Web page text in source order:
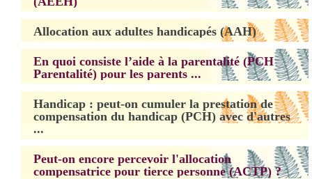
Allocation aux adultes handicapés (AAH)
En quoi consiste l’aide à la parentalité (PCH
Parentalité) pour les parents ...
Handicap : peut-on cumuler la prestation de
compensation du handicap (PCH) avec d'autres
...
Peut-on encore percevoir l'allocation
compensatrice pour tierce personne (ACTP) ?